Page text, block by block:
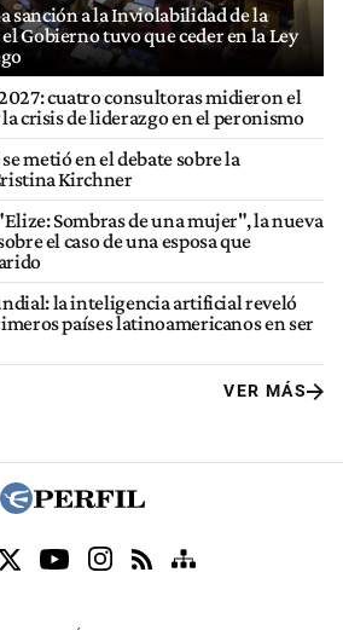
sanción a la Inviolabilidad de la
Gobierno tuvo que ceder en la Ley
cuatro consultoras midieron el
crisis de liderazgo en el peronismo
metió en el debate sobre la
Kirchner
Sombras de una mujer", la nueva
el caso de una esposa que
la inteligencia artificial reveló
países latinoamericanos en ser
VER MÁS